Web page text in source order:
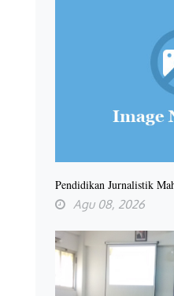
Pendidikan Jurnalistik
Agu 08, 2026